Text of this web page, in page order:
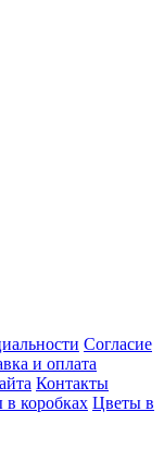
Согласие
и оплата
Контакты
коробках Цветы в